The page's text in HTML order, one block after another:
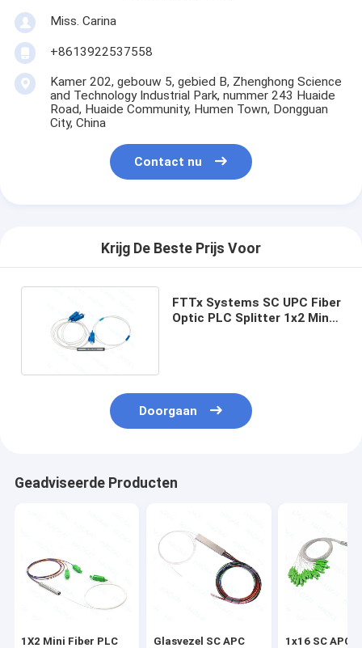
Miss. Carina
+8613922537558
Kamer 202, gebouw 5, gebied B, Zhenghong Science
and Technology Industrial Park, nummer 243 Huaide
Road, Huaide Community, Humen Town, Dongguan
City, China
Contact nu
Krijg De Beste Prijs Voor
FTTx Systems SC UPC Fiber
Optic PLC Splitter 1x2 Mini
Doorgaan
Geadviseerde Producten
1X2 Mini Fiber PLC
Glasvezel SC APC
1x16 SC APC